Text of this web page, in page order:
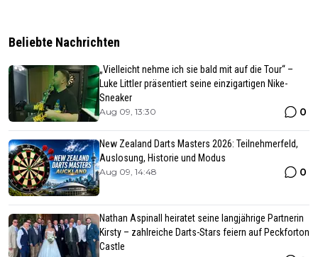
Beliebte Nachrichten
„Vielleicht nehme ich sie bald mit auf die Tour“ –
Luke Littler präsentiert seine einzigartigen Nike-
Sneaker
Aug 09, 13:30 0
New Zealand Darts Masters 2026: Teilnehmerfeld,
Auslosung, Historie und Modus
Aug 09, 14:48 0
Nathan Aspinall heiratet seine langjährige Partnerin
Kirsty – zahlreiche Darts-Stars feiern auf Peckforton
Castle